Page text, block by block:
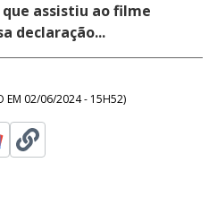
assistiu ao filme
declaração...
EM 02/06/2024 - 15H52)